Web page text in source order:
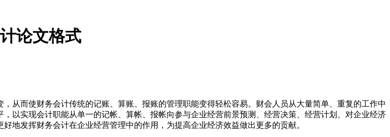
论文格式
从而使财务会计传统的记账、算账、报账的管理职能变得轻松容易。财会人员从大量简单、重复的工作中
以实现会计职能从单一的记帐、算帐、报帐向参与企业经营前景预测、经营决策、经营计划、对企业经济
地发挥财务会计在企业经营管理中的作用，为提高企业经济效益做出更多的贡献。